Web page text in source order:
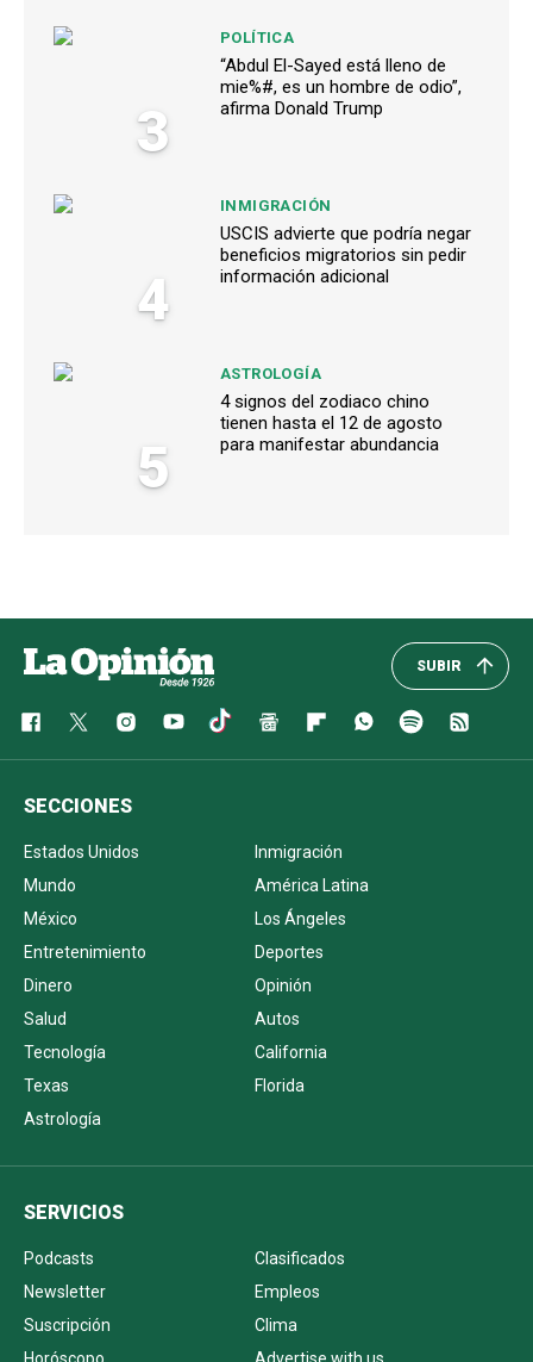
3
POLÍTICA
“Abdul El-Sayed está lleno de
mie%#, es un hombre de odio”,
afirma Donald Trump
4
INMIGRACIÓN
USCIS advierte que podría negar
beneficios migratorios sin pedir
información adicional
5
ASTROLOGÍA
4 signos del zodiaco chino
tienen hasta el 12 de agosto
para manifestar abundancia
SUBIR
SECCIONES
Estados Unidos
Inmigración
Mundo
América Latina
México
Los Ángeles
Entretenimiento
Deportes
Dinero
Opinión
Salud
Autos
Tecnología
California
Texas
Florida
Astrología
SERVICIOS
Podcasts
Clasificados
Newsletter
Empleos
Suscripción
Clima